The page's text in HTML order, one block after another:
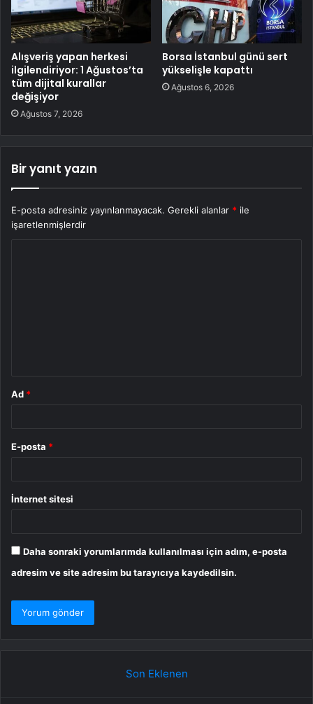
Alışveriş yapan herkesi
ilgilendiriyor: 1 Ağustos’ta
tüm dijital kurallar
değişiyor
Ağustos 7, 2026
Borsa İstanbul günü sert
yükselişle kapattı
Ağustos 6, 2026
Bir yanıt yazın
E-posta adresiniz yayınlanmayacak. Gerekli alanlar * ile
işaretlenmişlerdir
Ad *
E-posta *
İnternet sitesi
Daha sonraki yorumlarımda kullanılması için adım, e-posta
adresim ve site adresim bu tarayıcıya kaydedilsin.
Son Eklenen